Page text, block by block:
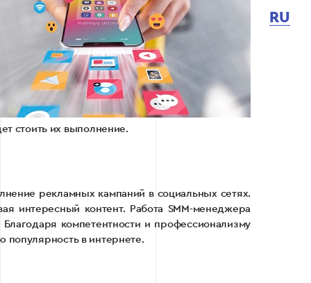
RU
стоить их выполнение.
рекламных кампаний в социальных сетях.
интересный контент. Работа SMM-менеджера
компетентности и профессионализму
популярность в интернете.